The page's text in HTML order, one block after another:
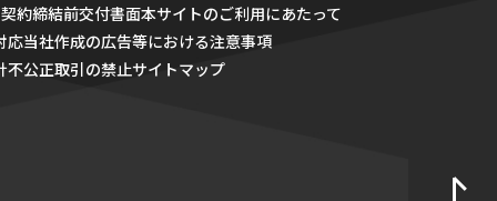
約締結前交付書面本サイトのご利用にあたって
応当社作成の広告等における注意事項
不公正取引の禁止サイトマップ